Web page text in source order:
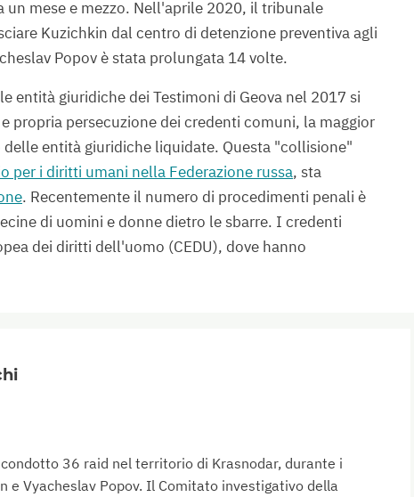
mese e mezzo. Nell'aprile 2020, il tribunale
Kuzichkin dal centro di detenzione preventiva agli
Popov è stata prolungata 14 volte.
entità giuridiche dei Testimoni di Geova nel 2017 si
propria persecuzione dei credenti comuni, la maggior
entità giuridiche liquidate. Questa "collisione"
per i diritti umani nella Federazione russa, sta
. Recentemente il numero di procedimenti penali è
di uomini e donne dietro le sbarre. I credenti
dei diritti dell'uomo (CEDU), dove hanno
36 raid nel territorio di Krasnodar, durante i
e Vyacheslav Popov. Il Comitato investigativo della